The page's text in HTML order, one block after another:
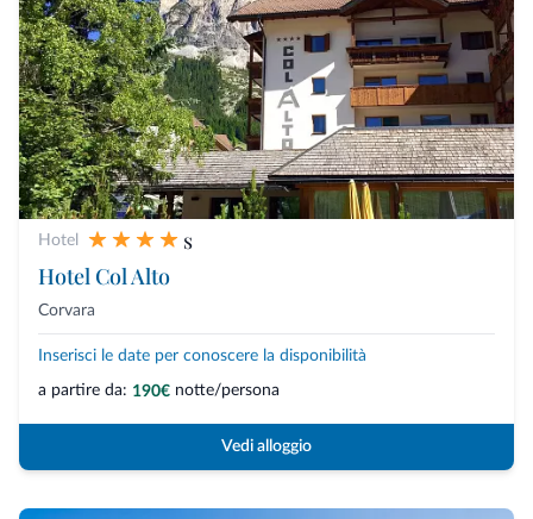
Hotel
s
Hotel Col Alto
Corvara
Inserisci le date per conoscere la disponibilità
a partire da: 190€ notte/persona
Vedi alloggio